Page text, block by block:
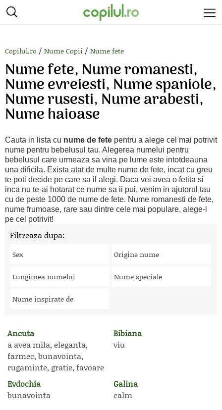
Copilul.ro / Nume Copii / Nume fete
Nume fete, Nume romanesti,
Nume evreiesti, Nume spaniole,
Nume rusesti, Nume arabesti,
Nume haioase
Cauta in lista cu nume de fete pentru a alege cel mai potrivit
nume pentru bebelusul tau. Alegerea numelui pentru
bebelusul care urmeaza sa vina pe lume este intotdeauna
una dificila. Exista atat de multe nume de fete, incat cu greu
te poti decide pe care sa il alegi. Daca vei avea o fetita si
inca nu te-ai hotarat ce nume sa ii pui, venim in ajutorul tau
cu de peste 1000 de nume de fete. Nume romanesti de fete,
nume frumoase, rare sau dintre cele mai populare, alege-l
pe cel potrivit!
Filtreaza dupa:
Sex Origine nume
Lungimea numelui Nume speciale
Nume inspirate de
Ancuta
a avea mila, eleganta,
farmec, bunavointa,
rugaminte, gratie, favoare
Bibiana
viu
Evdochia
bunavointa
Galina
calm